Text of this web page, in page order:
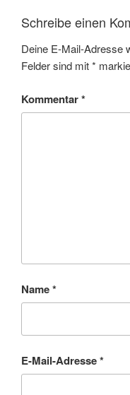
Schreibe einen
Deine E-Mail-Adresse
Felder sind mit*
Kommentar*
Name*
E-Mail-Adresse*